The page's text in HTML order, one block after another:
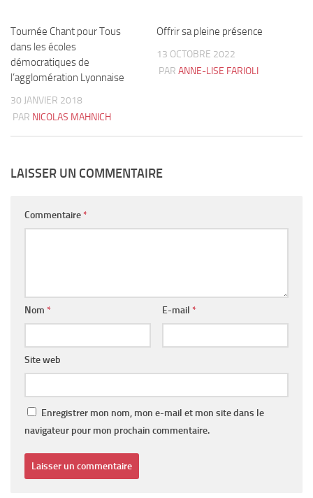
Tournée Chant pour Tous
dans les écoles
démocratiques de
l’agglomération Lyonnaise
30 JANVIER 2018
PAR NICOLAS MAHNICH
Offrir sa pleine présence
13 OCTOBRE 2022
PAR ANNE-LISE FARIOLI
LAISSER UN COMMENTAIRE
Commentaire *
Nom * E-mail *
Site web
Enregistrer mon nom, mon e-mail et mon site dans le
navigateur pour mon prochain commentaire.